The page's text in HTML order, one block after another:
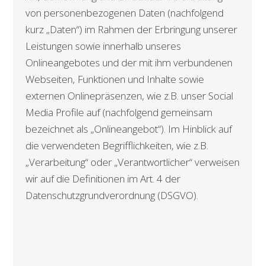
von personenbezogenen Daten (nachfolgend
kurz „Daten“) im Rahmen der Erbringung unserer
Leistungen sowie innerhalb unseres
Onlineangebotes und der mit ihm verbundenen
Webseiten, Funktionen und Inhalte sowie
externen Onlinepräsenzen, wie z.B. unser Social
Media Profile auf (nachfolgend gemeinsam
bezeichnet als „Onlineangebot“). Im Hinblick auf
die verwendeten Begrifflichkeiten, wie z.B.
„Verarbeitung“ oder „Verantwortlicher“ verweisen
wir auf die Definitionen im Art. 4 der
Datenschutzgrundverordnung (DSGVO).